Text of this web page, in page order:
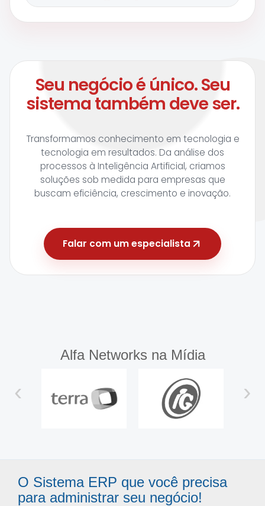
Seu negócio é único. Seu
sistema também deve ser.
Transformamos conhecimento em tecnologia e
tecnologia em resultados. Da análise dos
processos à Inteligência Artificial, criamos
soluções sob medida para empresas que
buscam eficiência, crescimento e inovação.
Falar com um especialista
Alfa Networks na Mídia
‹ ›
O Sistema ERP que você precisa
para administrar seu negócio!